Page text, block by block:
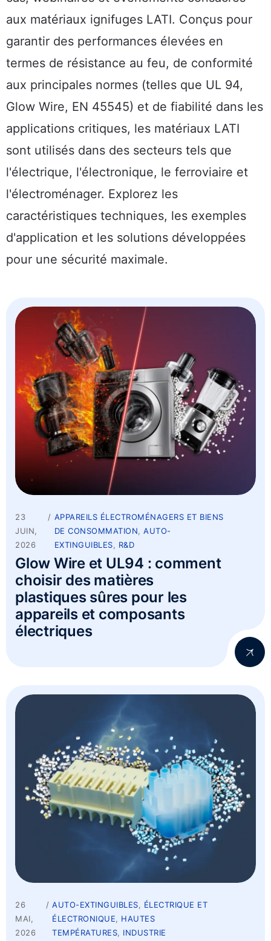
aux matériaux ignifuges LATI. Conçus pour
garantir des performances élevées en
termes de résistance au feu, de conformité
aux principales normes (telles que UL 94,
Glow Wire, EN 45545) et de fiabilité dans les
applications critiques, les matériaux LATI
sont utilisés dans des secteurs tels que
l'électrique, l'électronique, le ferroviaire et
l'électroménager. Explorez les
caractéristiques techniques, les exemples
d'application et les solutions développées
pour une sécurité maximale.
23
JUIN,
2026
APPAREILS ÉLECTROMÉNAGERS ET BIENS
DE CONSOMMATION, AUTO-
EXTINGUIBLES, R&D
Glow Wire et UL94 : comment
choisir des matières
plastiques sûres pour les
appareils et composants
électriques
26
MAI,
2026
AUTO-EXTINGUIBLES, ÉLECTRIQUE ET
ÉLECTRONIQUE, HAUTES
TEMPÉRATURES, INDUSTRIE